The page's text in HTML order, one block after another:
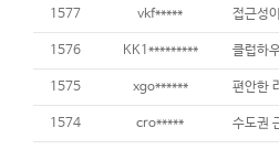
1577 vkf*****
1576 KK1*********
1575 xgo****** 편안한
1574 cro*****